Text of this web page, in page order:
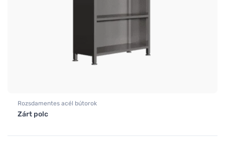
Rozsdamentes acél bútorok
Zárt polc